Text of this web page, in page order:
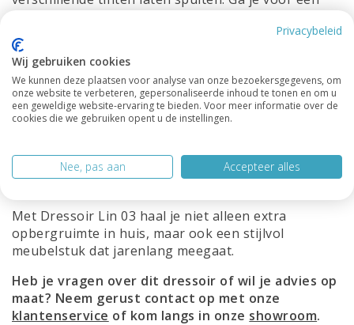
subtiele tint die mooi opgaat in je interieur, of kies
je juist voor een opvallende kleur waarmee je een
statement maakt? Alles is mogelijk.
Maatwerk
Heb je liever een kast op maat? Geen probleem! Wij
maken Dressoir Lin 03 volledig passend voor jouw
hoek, een lange wand of een specifieke indeling –
ons vakmanschap zorgt altijd voor de perfecte
Met Dressoir Lin 03 haal je niet alleen extra
opbergruimte in huis, maar ook een stijlvol
meubelstuk dat jarenlang meegaat.
Heb je vragen over dit dressoir of wil je advies op
maat? Neem gerust contact op met onze
klantenservice of kom langs in onze showroom.
Privacybeleid
Wij gebruiken cookies
We kunnen deze plaatsen voor analyse van onze bezoekersgegevens, om
onze website te verbeteren, gepersonaliseerde inhoud te tonen en om u
een geweldige website-ervaring te bieden. Voor meer informatie over de
cookies die we gebruiken opent u de instellingen.
Nee, pas aan Accepteer alles